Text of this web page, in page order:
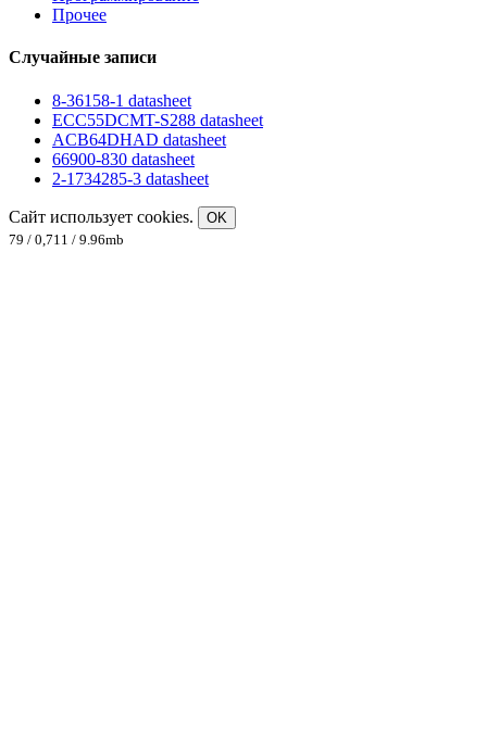
Прочее
Случайные записи
8-36158-1 datasheet
ECC55DCMT-S288 datasheet
ACB64DHAD datasheet
66900-830 datasheet
2-1734285-3 datasheet
Сайт использует cookies.
OK
79 / 0,711 / 9.96mb